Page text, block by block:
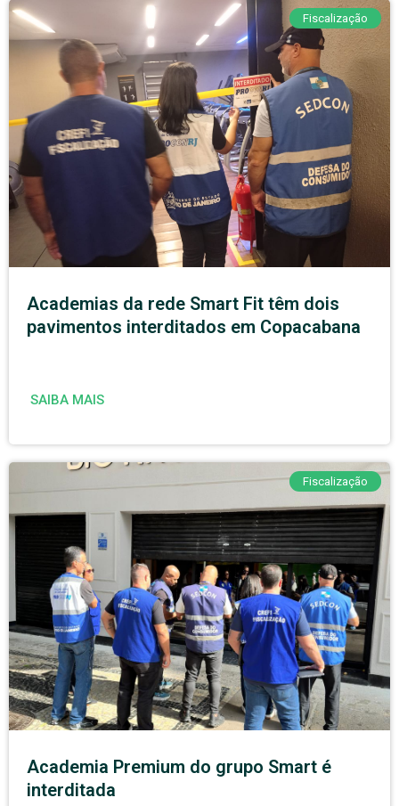
Fiscalização
Academias da rede Smart Fit têm dois
pavimentos interditados em Copacabana
SAIBA MAIS
Fiscalização
Academia Premium do grupo Smart é
interditada